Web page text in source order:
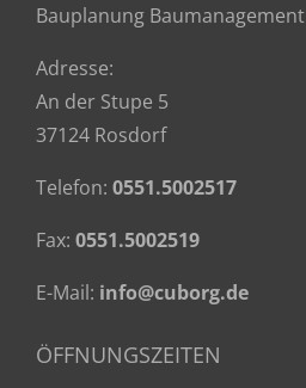
Bauplanung Baumanagement
Adresse:
An der Stupe 5
37124 Rosdorf
Telefon: 0551.5002517
Fax: 0551.5002519
E-Mail: info@cuborg.de
ÖFFNUNGSZEITEN